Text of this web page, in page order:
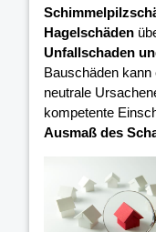
Hagelschäden
Unfallschaden
Bauschäden
neutrale
kompetente
Ausmaß des